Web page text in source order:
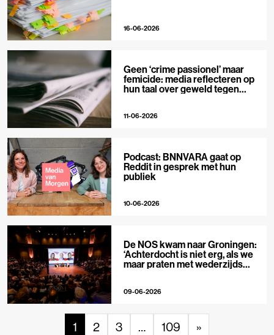
16-06-2026
Geen ‘crime passionel’ maar
femicide: media reflecteren op
hun taal over geweld tegen
11-06-2026
Podcast: BNNVARA gaat op
Reddit in gesprek met hun
publiek
10-06-2026
De NOS kwam naar Groningen:
‘Achterdocht is niet erg, als we
maar praten met wederzijds
09-06-2026
1 2 3 … 109 »